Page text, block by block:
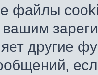
файлы
вашим
другие